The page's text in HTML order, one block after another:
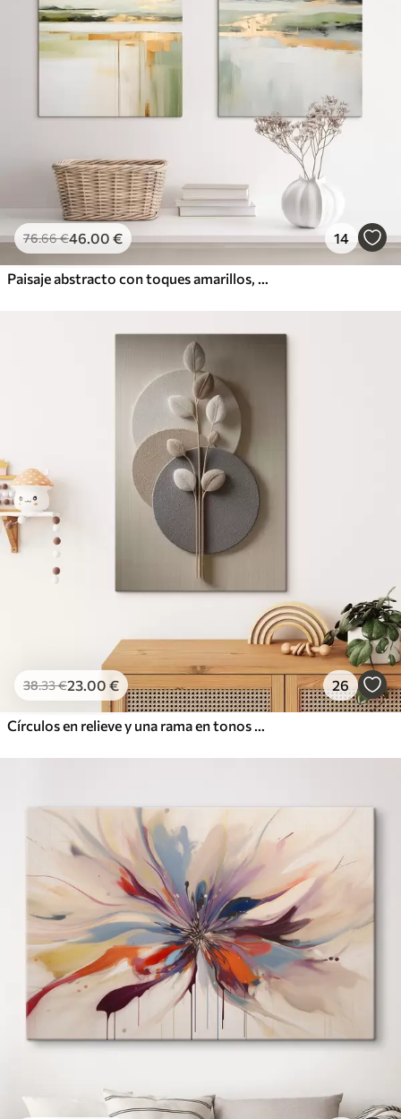
76.66€46.00 € 14
Paisaje abstracto con toques amarillos, una composición minimalista de tierra, agua y cielo, con colores apagados
38.33€23.00 € 26
Círculos en relieve y una rama en tonos neutros cálidos